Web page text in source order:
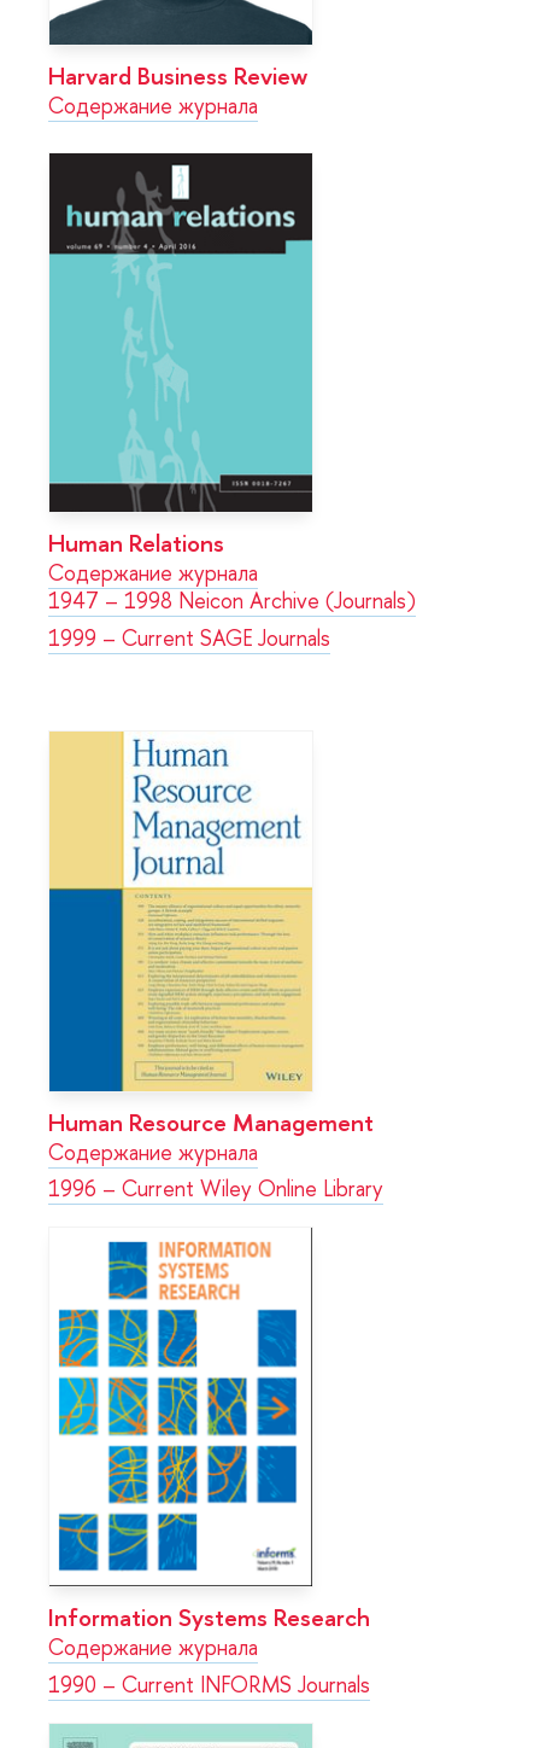
Harvard Business Review
Содержание журнала
Human Relations
Содержание журнала
1947 – 1998 Neicon Archive (Journals)
1999 – Current SAGE Journals
Human Resource Management
Содержание журнала
1996 – Current Wiley Online Library
Information Systems Research
Содержание журнала
1990 – Current INFORMS Journals